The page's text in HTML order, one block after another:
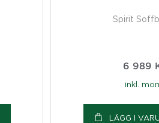
Spirit
6 989
inkl.
LÄGG I